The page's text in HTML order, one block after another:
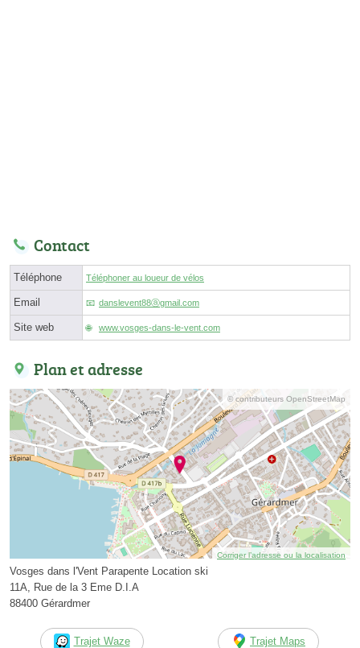
Contact
Téléphone Téléphoner au loueur de vélos
Email danslevent88ⓐgmail.com
Site web www.vosges-dans-le-vent.com
Plan et adresse
© contributeurs OpenStreetMap
Corriger l’adresse ou la localisation
Vosges dans l'Vent Parapente Location ski
11A, Rue de la 3 Eme D.I.A
88400 Gérardmer
Trajet Waze Trajet Maps